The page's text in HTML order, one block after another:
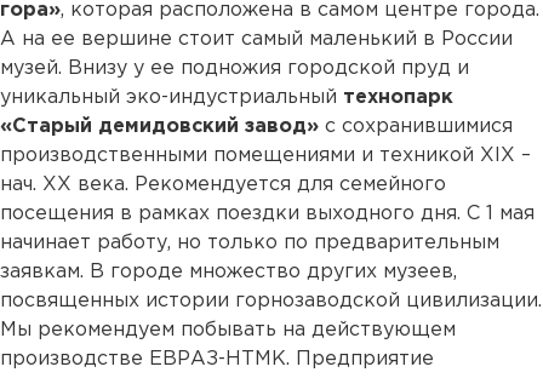
гора», которая расположена в самом центре города.
А на ее вершине стоит самый маленький в России
музей. Внизу у ее подножия городской пруд и
уникальный эко-индустриальный технопарк
«Старый демидовский завод» с сохранившимися
производственными помещениями и техникой XIX –
нач. ХХ века. Рекомендуется для семейного
посещения в рамках поездки выходного дня. С 1 мая
начинает работу, но только по предварительным
заявкам. В городе множество других музеев,
посвященных истории горнозаводской цивилизации.
Мы рекомендуем побывать на действующем
производстве ЕВРАЗ-НТМК. Предприятие